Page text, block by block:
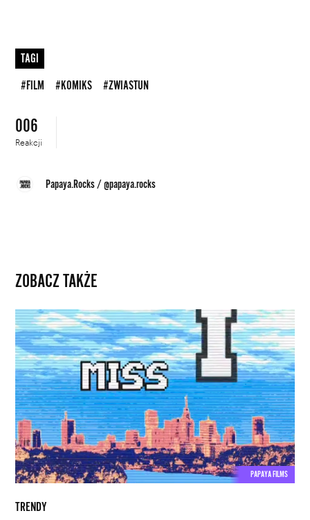
TAGI
#FILM #KOMIKS #ZWIASTUN
006
Reakcji
Papaya.Rocks /@papaya.rocks
ZOBACZ TAKŻE
O
krok
przed.
Nowe
standardy
postępowania
w
dobie
pandemii
PAPAYA FILMS
TRENDY